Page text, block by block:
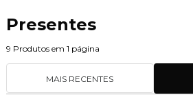
Presentes
9 Produtos em 1 página
MAIS RECENTES